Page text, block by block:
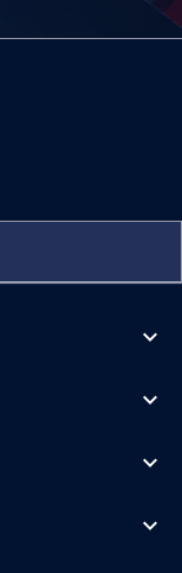
expand_more
expand_more
expand_more
expand_more